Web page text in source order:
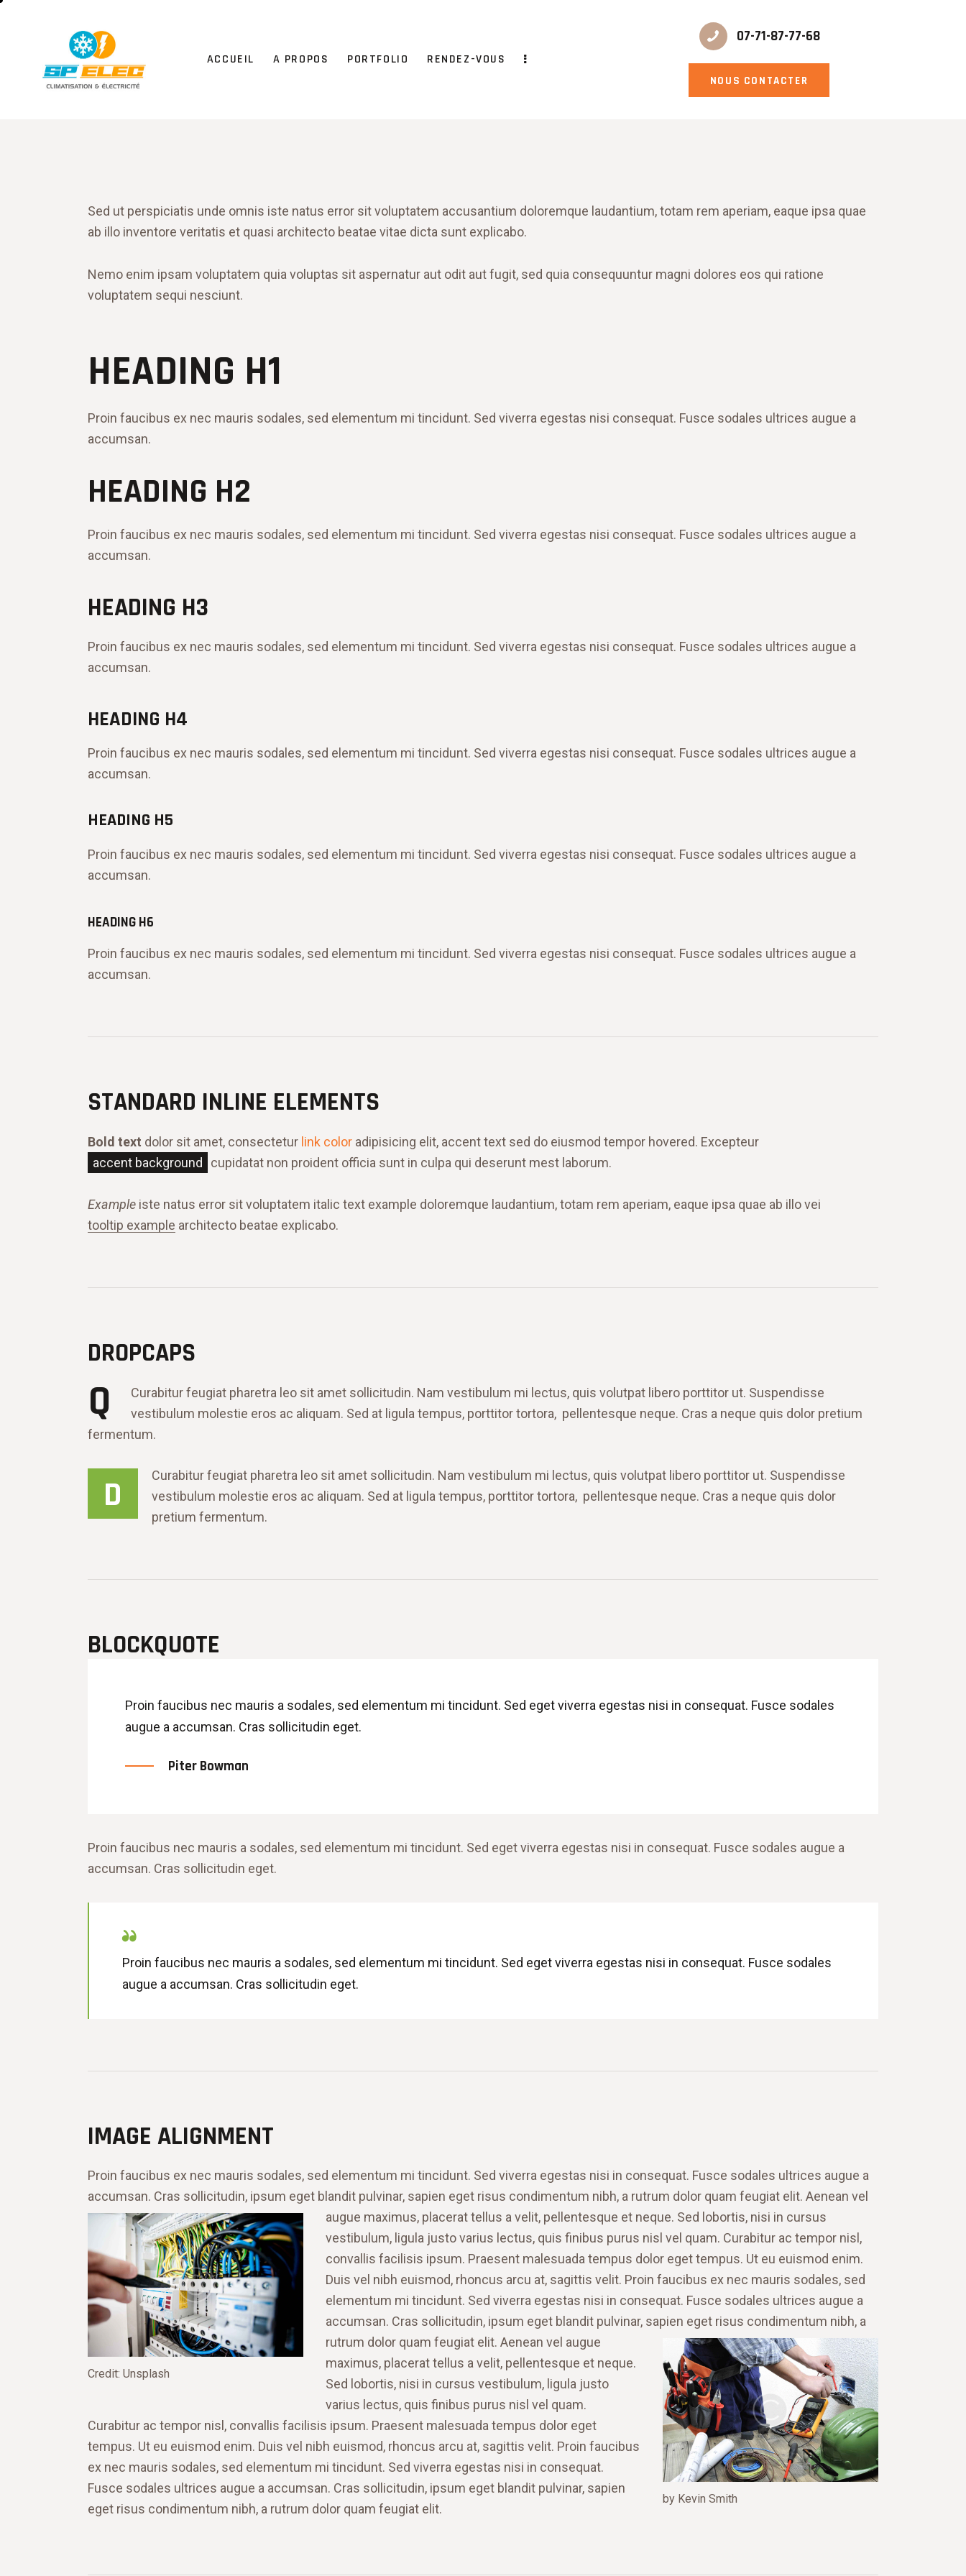
ACCUEIL A PROPOS PORTFOLIO RENDEZ-VOUS
07-71-87-77-68
NOUS CONTACTER
Sed ut perspiciatis unde omnis iste natus error sit voluptatem accusantium doloremque laudantium, totam rem aperiam, eaque ipsa quae
ab illo inventore veritatis et quasi architecto beatae vitae dicta sunt explicabo.
Nemo enim ipsam voluptatem quia voluptas sit aspernatur aut odit aut fugit, sed quia consequuntur magni dolores eos qui ratione
voluptatem sequi nesciunt.
HEADING H1
Proin faucibus ex nec mauris sodales, sed elementum mi tincidunt. Sed viverra egestas nisi consequat. Fusce sodales ultrices augue a
accumsan.
HEADING H2
Proin faucibus ex nec mauris sodales, sed elementum mi tincidunt. Sed viverra egestas nisi consequat. Fusce sodales ultrices augue a
accumsan.
HEADING H3
Proin faucibus ex nec mauris sodales, sed elementum mi tincidunt. Sed viverra egestas nisi consequat. Fusce sodales ultrices augue a
accumsan.
HEADING H4
Proin faucibus ex nec mauris sodales, sed elementum mi tincidunt. Sed viverra egestas nisi consequat. Fusce sodales ultrices augue a
accumsan.
HEADING H5
Proin faucibus ex nec mauris sodales, sed elementum mi tincidunt. Sed viverra egestas nisi consequat. Fusce sodales ultrices augue a
accumsan.
HEADING H6
Proin faucibus ex nec mauris sodales, sed elementum mi tincidunt. Sed viverra egestas nisi consequat. Fusce sodales ultrices augue a
accumsan.
STANDARD INLINE ELEMENTS
Bold text dolor sit amet, consectetur link color adipisicing elit, accent text sed do eiusmod tempor hovered. Excepteur
accent background
cupidatat non proident officia sunt in culpa qui deserunt mest laborum.
Example iste natus error sit voluptatem italic text example doloremque laudantium, totam rem aperiam, eaque ipsa quae ab illo vei
tooltip example architecto beatae explicabo.
DROPCAPS
Q
Curabitur feugiat pharetra leo sit amet sollicitudin. Nam vestibulum mi lectus, quis volutpat libero porttitor ut. Suspendisse
vestibulum molestie eros ac aliquam. Sed at ligula tempus, porttitor tortora, pellentesque neque. Cras a neque quis dolor pretium
fermentum.
D
Curabitur feugiat pharetra leo sit amet sollicitudin. Nam vestibulum mi lectus, quis volutpat libero porttitor ut. Suspendisse
vestibulum molestie eros ac aliquam. Sed at ligula tempus, porttitor tortora, pellentesque neque. Cras a neque quis dolor
pretium fermentum.
BLOCKQUOTE
Proin faucibus nec mauris a sodales, sed elementum mi tincidunt. Sed eget viverra egestas nisi in consequat. Fusce sodales
augue a accumsan. Cras sollicitudin eget.
Piter Bowman
Proin faucibus nec mauris a sodales, sed elementum mi tincidunt. Sed eget viverra egestas nisi in consequat. Fusce sodales augue a
accumsan. Cras sollicitudin eget.
Proin faucibus nec mauris a sodales, sed elementum mi tincidunt. Sed eget viverra egestas nisi in consequat. Fusce sodales
augue a accumsan. Cras sollicitudin eget.
IMAGE ALIGNMENT
Proin faucibus ex nec mauris sodales, sed elementum mi tincidunt. Sed viverra egestas nisi in consequat. Fusce sodales ultrices augue a
accumsan. Cras sollicitudin, ipsum eget blandit pulvinar, sapien eget risus condimentum nibh, a rutrum dolor quam feugiat elit.
Credit: Unsplash
Aenean vel
augue maximus, placerat tellus a velit, pellentesque et neque. Sed lobortis, nisi in cursus
vestibulum, ligula justo varius lectus, quis finibus purus nisl vel quam. Curabitur ac tempor nisl,
convallis facilisis ipsum. Praesent malesuada tempus dolor eget tempus. Ut eu euismod enim.
Duis vel nibh euismod, rhoncus arcu at, sagittis velit. Proin faucibus ex nec mauris sodales, sed
elementum mi tincidunt. Sed viverra egestas nisi in consequat. Fusce sodales ultrices augue a
accumsan. Cras sollicitudin, ipsum eget blandit pulvinar, sapien eget risus condimentum nibh, a
rutrum dolor quam feugiat elit.
by Kevin Smith
Aenean vel augue
maximus, placerat tellus a velit, pellentesque et neque.
Sed lobortis, nisi in cursus vestibulum, ligula justo
varius lectus, quis finibus purus nisl vel quam.
Curabitur ac tempor nisl, convallis facilisis ipsum. Praesent malesuada tempus dolor eget
tempus. Ut eu euismod enim. Duis vel nibh euismod, rhoncus arcu at, sagittis velit. Proin faucibus
ex nec mauris sodales, sed elementum mi tincidunt. Sed viverra egestas nisi in consequat.
Fusce sodales ultrices augue a accumsan. Cras sollicitudin, ipsum eget blandit pulvinar, sapien
eget risus condimentum nibh, a rutrum dolor quam feugiat elit.